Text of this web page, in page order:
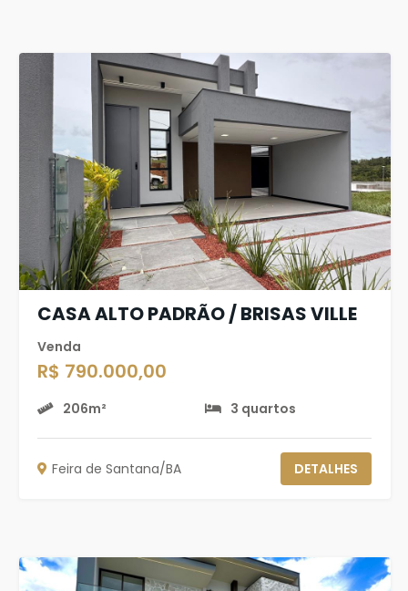
CASA ALTO PADRÃO / BRISAS VILLE
Venda
R$ 790.000,00
206m² 3 quartos
Feira de Santana/BA DETALHES